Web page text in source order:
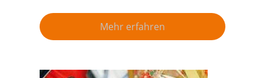
Mehr erfahren